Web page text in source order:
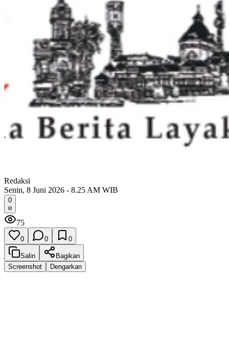
Redaksi
Senin, 8 Juni 2026 - 8.25 AM WIB
0
75
0 0 0
Salin
Bagikan
Screenshot
Dengarkan